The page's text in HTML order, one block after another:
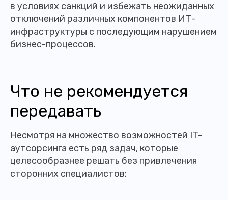
в условиях санкций и избежать неожиданных
отключений различных компонентов ИТ-
инфраструктуры с последующим нарушением
бизнес-процессов.
Что не рекомендуется
передавать
Несмотря на множество возможностей IT-
аутсорсинга есть ряд задач, которые
целесообразнее решать без привлечения
сторонних специалистов: